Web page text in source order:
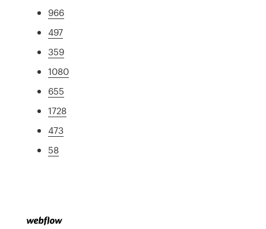
966
497
359
1080
655
1728
473
58